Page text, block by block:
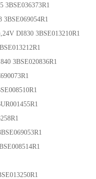
3BSE036373R1
DI830 3BSE013210R1
3BSE020836R1